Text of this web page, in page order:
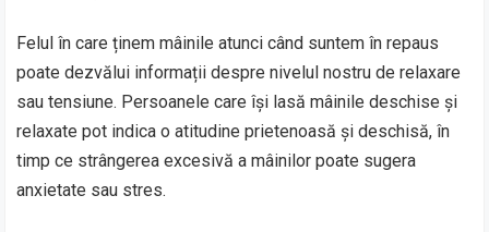
Felul în care ținem mâinile atunci când suntem în repaus
poate dezvălui informații despre nivelul nostru de relaxare
sau tensiune. Persoanele care își lasă mâinile deschise și
relaxate pot indica o atitudine prietenoasă și deschisă, în
timp ce strângerea excesivă a mâinilor poate sugera
anxietate sau stres.